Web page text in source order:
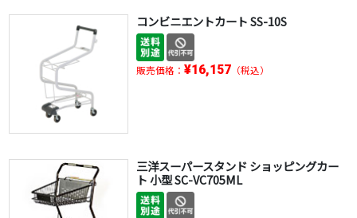
コンビニエントカート SS-10S
販売価格： ¥16,157（税込）
三洋スーパースタンド ショッピングカー
ト 小型 SC-VC705ML